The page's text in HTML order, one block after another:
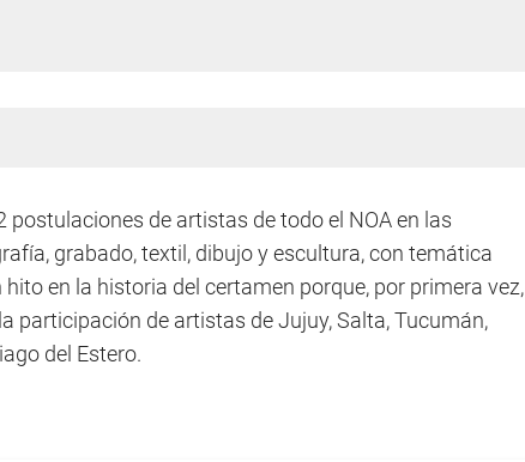
postulaciones de artistas de todo el NOA en las
grabado, textil, dibujo y escultura, con temática
en la historia del certamen porque, por primera vez,
participación de artistas de Jujuy, Salta, Tucumán,
del Estero.